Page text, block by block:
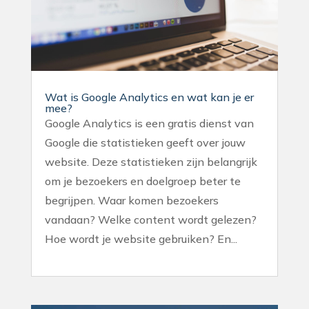
Wat is Google Analytics en wat kan je er
mee?
Google Analytics is een gratis dienst van
Google die statistieken geeft over jouw
website. Deze statistieken zijn belangrijk
om je bezoekers en doelgroep beter te
begrijpen. Waar komen bezoekers
vandaan? Welke content wordt gelezen?
Hoe wordt je website gebruiken? En...